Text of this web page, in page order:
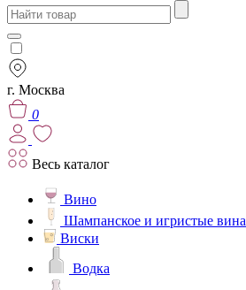
г. Москва
0
Весь каталог
Вино
Шампанское и игристые вина
Виски
Водка